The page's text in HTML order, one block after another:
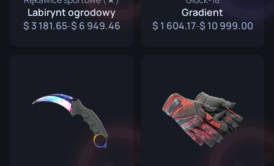
Labirynt ogrodowy
3 181.65- 6 949.46
Gradient
1 604.17- 10 999.00